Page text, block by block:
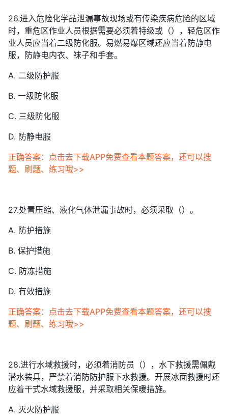
26.进入危险化学品泄漏事故现场或有传染疾病危险的区域
时，重危区作业人员根据需要必须着特级或（），轻危区作
业人员应当着二级防化服。易燃易爆区域还应当着防静电
服，防静电内衣、袜子和手套。
A. 二级防护服
B. 一级防化服
C. 三级防化服
D. 防静电服
正确答案：点击去下载APP免费查看本题答案，还可以搜
题、刷题、练习哦>>
27.处置压缩、液化气体泄漏事故时，必须采取（）。
A. 防护措施
B. 保护措施
C. 防冻措施
D. 有效措施
正确答案：点击去下载APP免费查看本题答案，还可以搜
题、刷题、练习哦>>
28.进行水域救援时，必须着消防员（），水下救援需佩戴
潜水装具，严禁着消防防护服下水救援。开展冰面救援时还
应着干式水域救援服，并采取相关保暖措施。
A. 灭火防护服